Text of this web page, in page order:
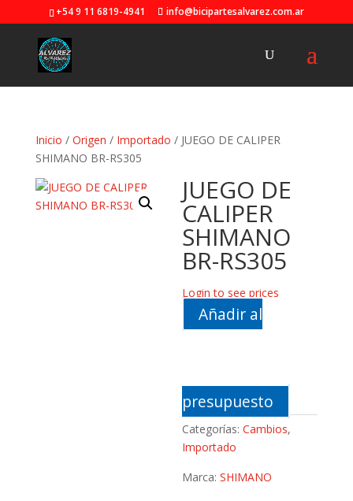
+54 9 11 6819-4941 info@bicipartesalvarez.com.ar
Inicio / Origen / Importado / JUEGO DE CALIPER
SHIMANO BR-RS305
JUEGO DE
CALIPER
SHIMANO
BR-RS305
Login to see prices
Añadir al
presupuesto
Categorías:Cambios,
Importado
Marca:SHIMANO